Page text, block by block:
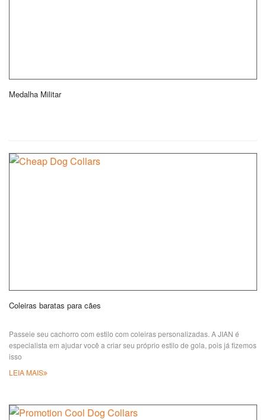
Medalha Militar
Coleiras baratas para cães
Passeie seu cachorro com estilo com coleiras personalizadas. A JIAN é
especialista em ajudar você a criar seu próprio estilo de gola, pois já fizemos
isso
LEIA MAIS